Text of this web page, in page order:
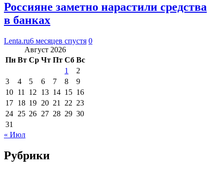
Россияне заметно нарастили средства
в банках
Lenta.ru6 месяцев спустя 0
Август 2026
Пн Вт Ср Чт Пт Сб Вс
1
2
3
4 5 6 7 8
9
10 11 12 13 14 15 16
17 18 19 20 21 22 23
24 25 26 27 28 29 30
31
« Июл
Рубрики